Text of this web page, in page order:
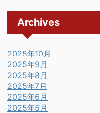
Archives
2025年10月
2025年9月
2025年8月
2025年7月
2025年6月
2025年5月